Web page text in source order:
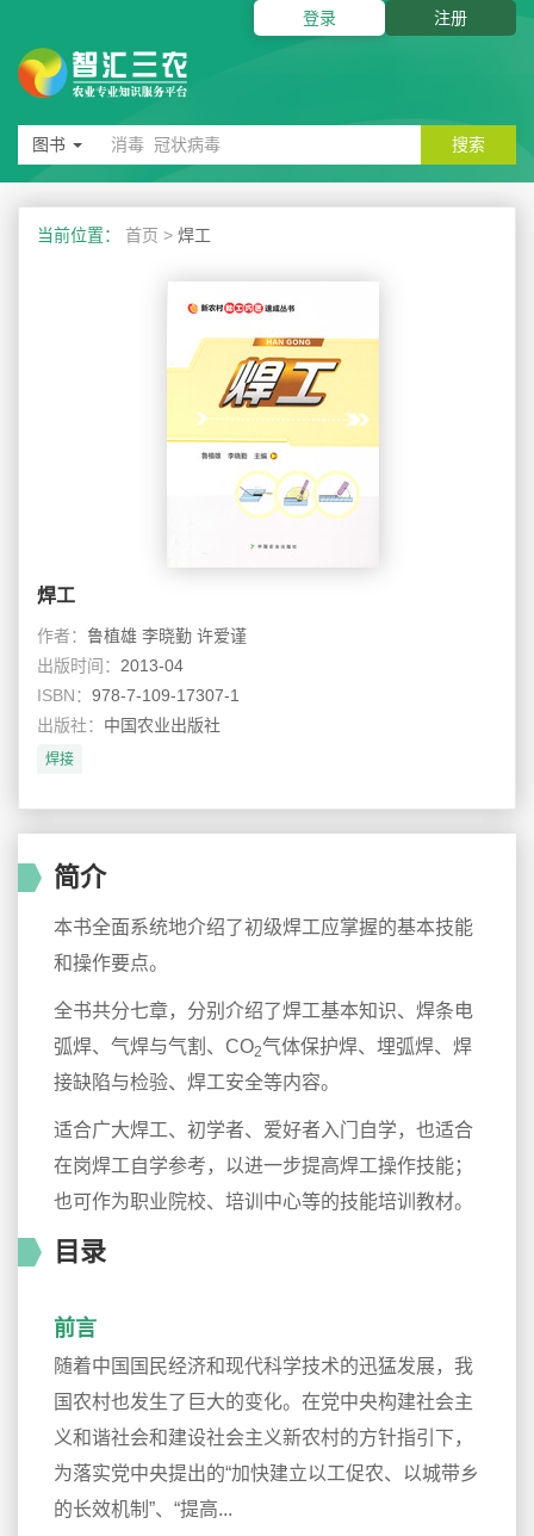
登录 注册
图书 搜索
当前位置： 首页 > 焊工
焊工
作者： 鲁植雄 李晓勤 许爱谨
出版时间： 2013-04
ISBN： 978-7-109-17307-1
出版社： 中国农业出版社
焊接
简介
本书全面系统地介绍了初级焊工应掌握的基本技能
和操作要点。
全书共分七章，分别介绍了焊工基本知识、焊条电
弧焊、气焊与气割、CO2气体保护焊、埋弧焊、焊
接缺陷与检验、焊工安全等内容。
适合广大焊工、初学者、爱好者入门自学，也适合
在岗焊工自学参考，以进一步提高焊工操作技能；
也可作为职业院校、培训中心等的技能培训教材。
目录
前言
随着中国国民经济和现代科学技术的迅猛发展，我
国农村也发生了巨大的变化。在党中央构建社会主
义和谐社会和建设社会主义新农村的方针指引下，
为落实党中央提出的“加快建立以工促农、以城带乡
的长效机制”、“提高...